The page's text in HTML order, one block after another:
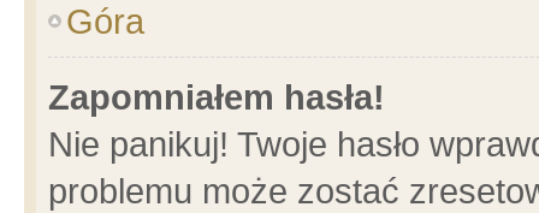
Góra
Zapomniałem hasła!
Nie panikuj! Twoje hasło
problemu może zostać